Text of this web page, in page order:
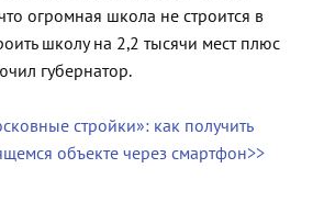
огромная школа не строится в
школу на 2,2 тысячи мест плюс
губернатор.
стройки»: как получить
объекте через смартфон>>